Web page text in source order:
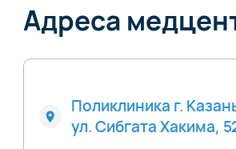
Адреса
Поликлиника г.
ул. Сибгата Хакима,